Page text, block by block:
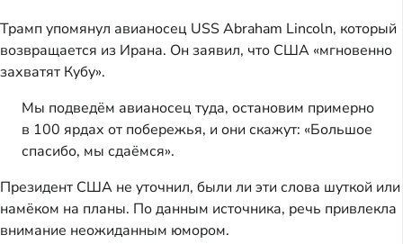
Трамп упомянул авианосец USS Abraham Lincoln, который
возвращается из Ирана. Он заявил, что США «мгновенно
захватят Кубу».
Мы подведём авианосец туда, остановим примерно
в 100 ярдах от побережья, и они скажут: «Большое
спасибо, мы сдаёмся».
Президент США не уточнил, были ли эти слова шуткой или
намёком на планы. По данным источника, речь привлекла
внимание неожиданным юмором.